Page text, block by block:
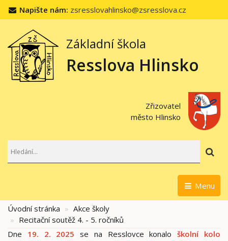
Napište nám: zsresslovahlinsko@zsresslova.cz
Základní škola
Resslova Hlinsko
Zřizovatel
město Hlinsko
Menu
Úvodní stránka
Akce školy
Recitační soutěž 4. - 5. ročníků
Dne 19. 2. 2025 se na Resslovce konaloškolní kolo